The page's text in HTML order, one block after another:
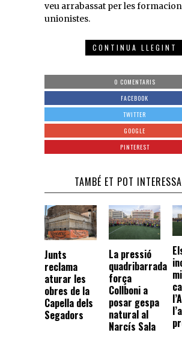
veu arrabassat per les
unionistes.
CONTINUA LLEGINT
0 COMENTARIS
FACEBOOK
TWITTER
GOOGLE
PINTEREST
TAMBÉ ET POT
Junts
reclama
aturar les
obres de la
Capella dels
Segadors
La pressió
quadribarrada
força
Collboni a
posar gespa
natural al
Narcís Sala